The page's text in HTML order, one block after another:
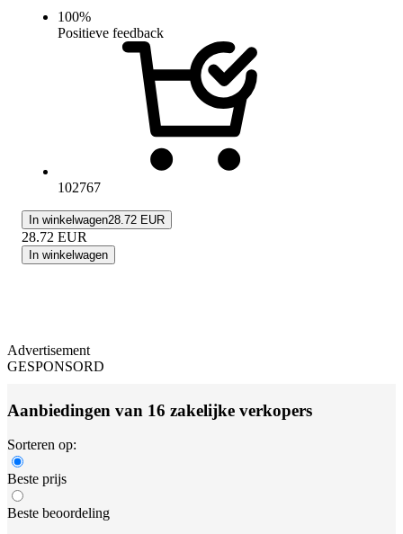
100%
Positieve feedback
102767
In winkelwagen28.72 EUR
28.72 EUR
In winkelwagen
Advertisement
GESPONSORD
Aanbiedingen van 16 zakelijke verkopers
Sorteren op:
Beste prijs
Beste beoordeling